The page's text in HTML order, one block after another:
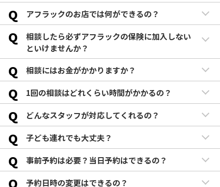
Q アフラックのお店では何ができるの？
Q
相談したら必ずアフラックの保険に加入しない
といけませんか？
Q 相談にはお金がかかりますか？
Q 1回の相談はどれくらい時間がかかるの？
Q どんなスタッフが対応してくれるの？
Q 子ども連れでも大丈夫？
Q 事前予約は必要？当日予約はできるの？
Q 予約日時の変更はできるの？